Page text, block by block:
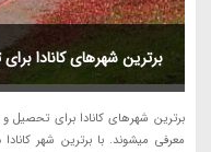
برترین شهرهای کانادا برای
معرفی میشوند. با برترین شهر